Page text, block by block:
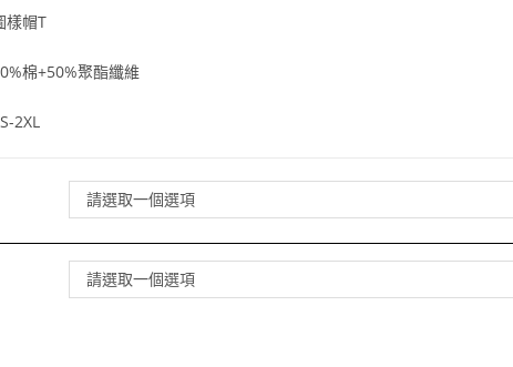
樣帽T
棉+50%聚酯纖維
2XL
請選取一個選項
請選取一個選項